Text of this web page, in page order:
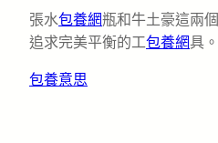
張水包養網瓶和牛土豪這兩個
追求完美平衡的工包養網具。
包養意思